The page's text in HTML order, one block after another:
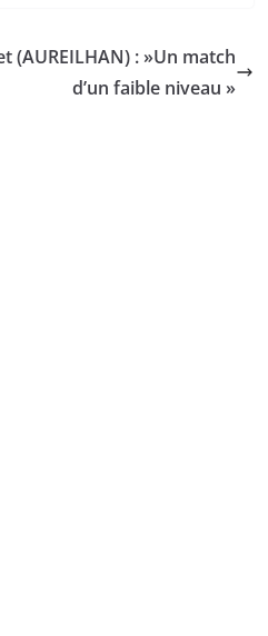
(AUREILHAN) : »Un match
d’un faible niveau »